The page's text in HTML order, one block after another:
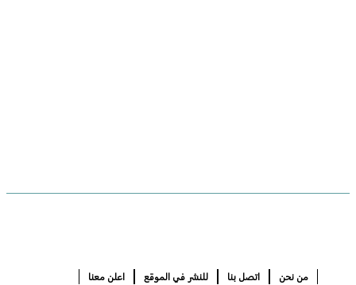
من نحن اتصل بنا للنشر في الموقع اعلن معنا